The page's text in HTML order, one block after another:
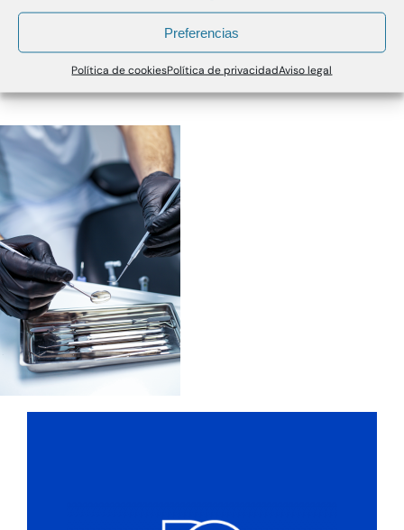
Preferencias
Política de cookiesPolítica de privacidadAviso legal